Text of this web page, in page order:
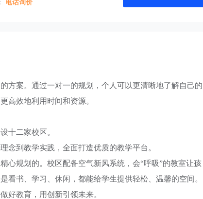
电话询价
方案。通过一对一的规划，个人可以更清晰地了解自己的
高效地利用时间和资源。
十二家校区。
念到教学实践，全面打造优质的教学平台。
心规划的。校区配备空气新风系统，会“呼吸”的教室让孩
看书、学习、休闲，都能给学生提供轻松、温馨的空间。
好教育，用创新引领未来。